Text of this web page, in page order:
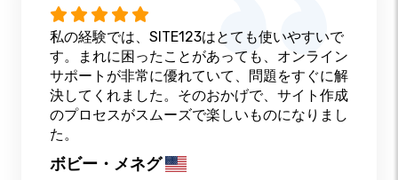
私の経験では、SITE123はとても使いやすいで
す。まれに困ったことがあっても、オンライン
サポートが非常に優れていて、問題をすぐに解
決してくれました。そのおかげで、サイト作成
のプロセスがスムーズで楽しいものになりまし
た。
ボビー・メネグ